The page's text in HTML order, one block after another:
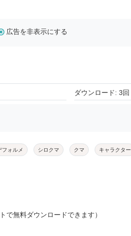
広告を非表示にする
ダウンロード: 3回
フォルメ シロクマ クマ キャラクター
で無料ダウンロードできます）